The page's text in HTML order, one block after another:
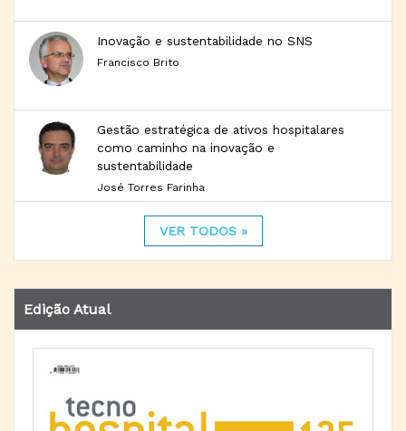
Inovação e sustentabilidade no SNS
Francisco Brito
Gestão estratégica de ativos hospitalares
como caminho na inovação e
sustentabilidade
José Torres Farinha
VER TODOS »
Edição Atual